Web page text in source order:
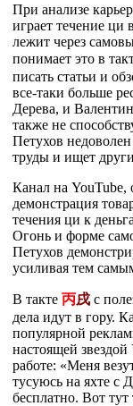
При анализе
играет течение ци
лежит через
понимает это в
писать статьи и
все-таки больше
Дерева, и
также не
Петухов
труды и ищет
Канал на YouTube,
демонстрация
течения ци к
Огонь и форме
Петухов
усиливая тем
В такте 丙戌 с
дела идут в гору.
популярной
настоящей
работе: «Меня
тусуюсь на яхте с
бесплатно. Вот